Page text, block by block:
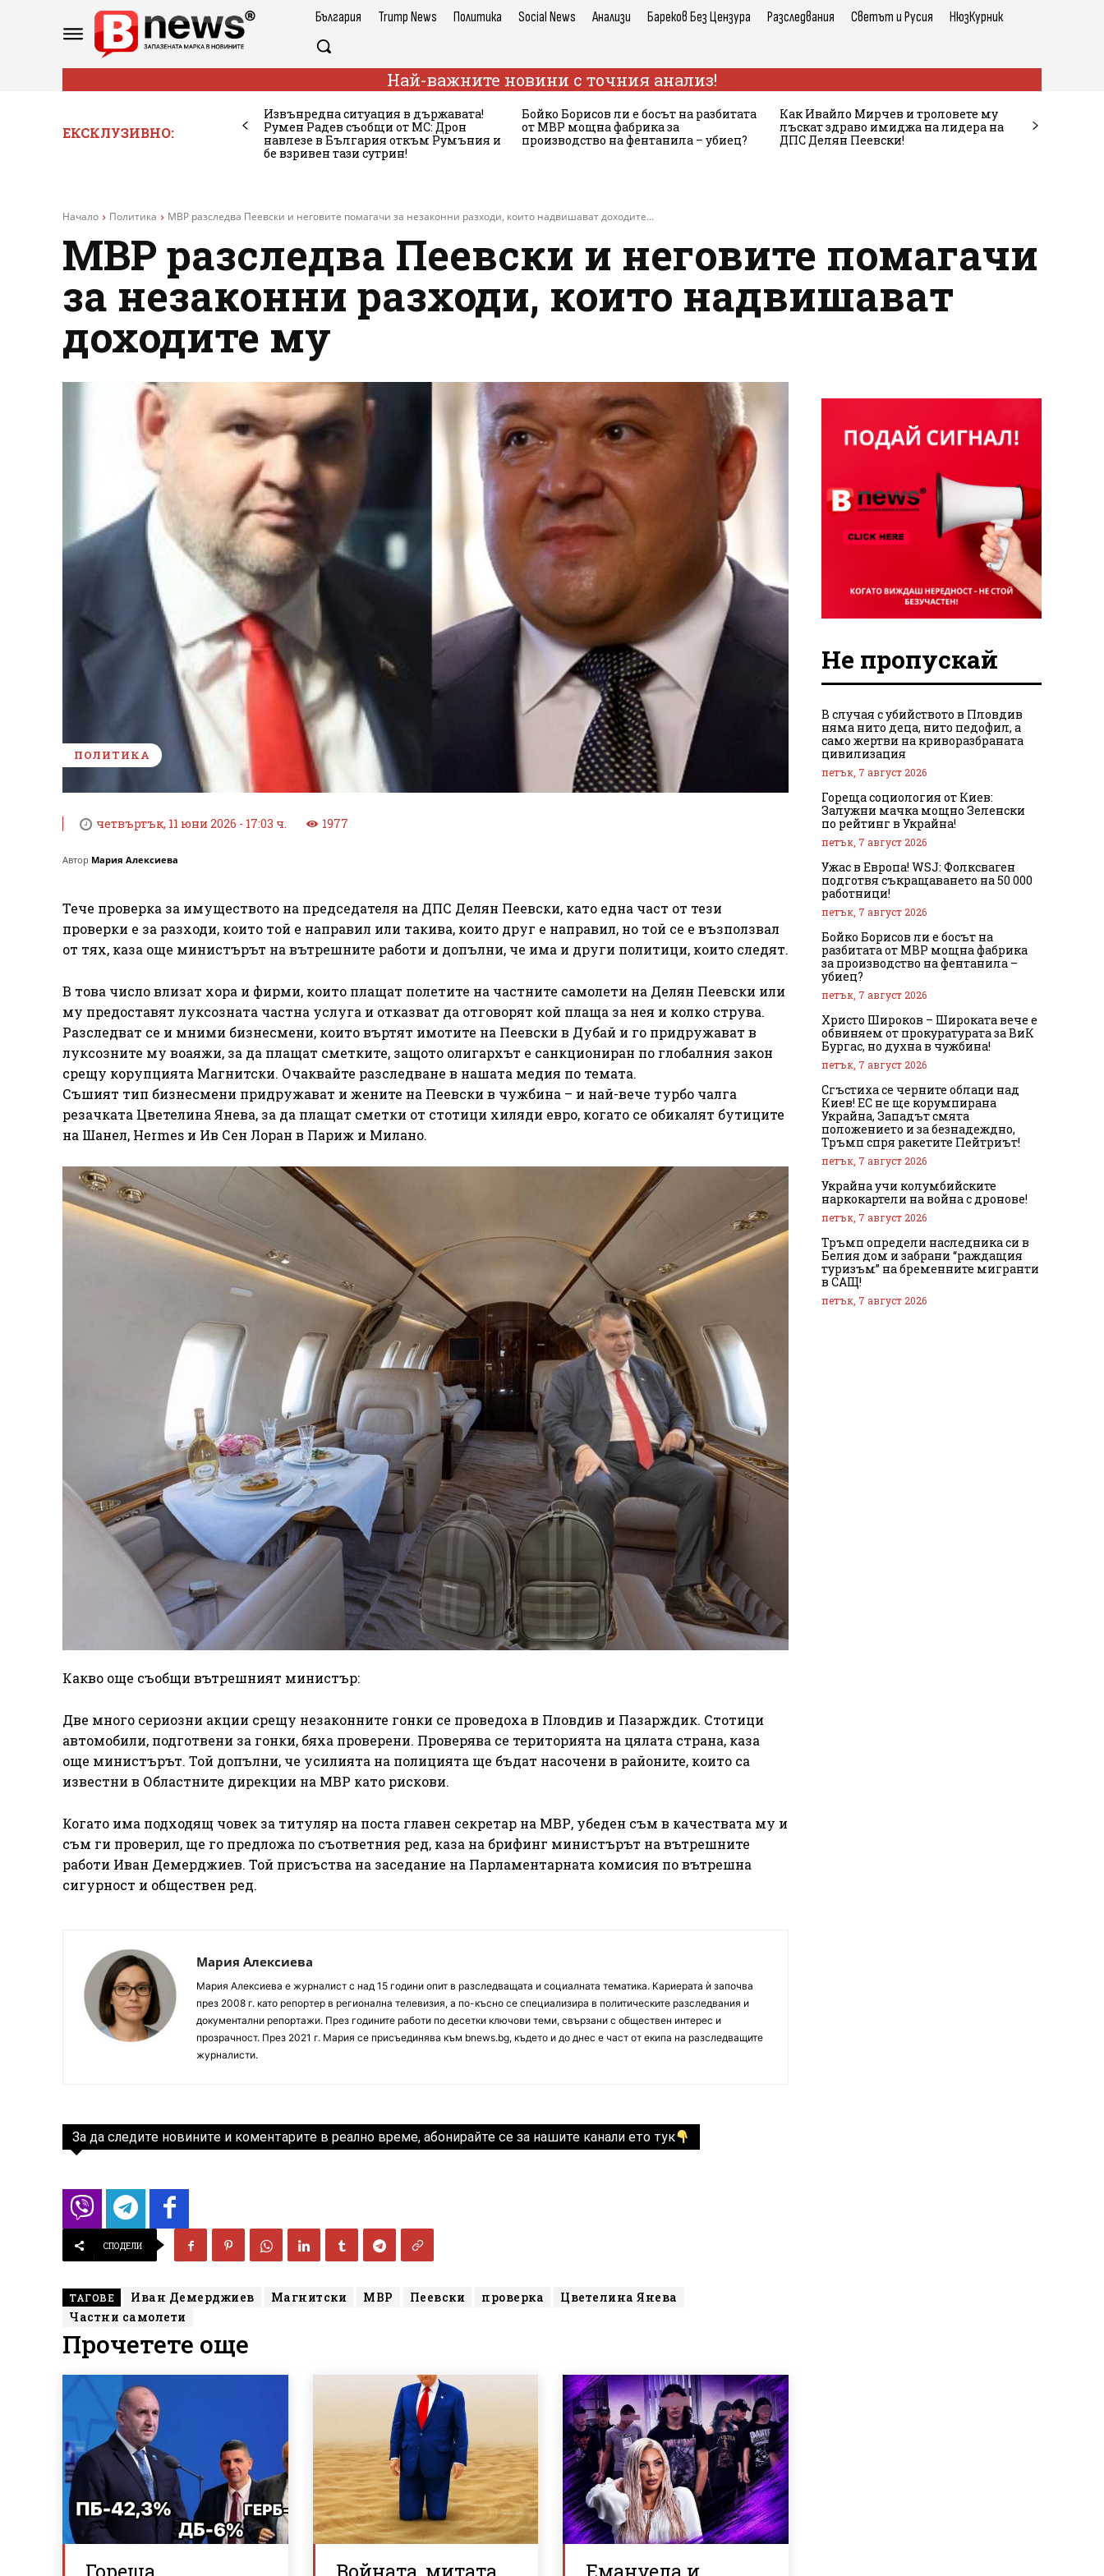
България Trump News Политика Social News Анализи Бареков Без Цензура Разследвания Светът и Русия НюзКурник
Най-важните новини с точния анализ!
ЕКСКЛУЗИВНО:
Извънредна ситуация в държавата!
Румен Радев съобщи от МС: Дрон
навлезе в България откъм Румъния и
бе взривен тази сутрин!
Бойко Борисов ли е босът на разбитата
от МВР мощна фабрика за
производство на фентанила – убиец?
Как Ивайло Мирчев и троловете му
лъскат здраво имиджа на лидера на
ДПС Делян Пеевски!
Начало Политика МВР разследва Пеевски и неговите помагачи за незаконни разходи, които надвишават доходите...
МВР разследва Пеевски и неговите помагачи
за незаконни разходи, които надвишават
доходите му
ПОЛИТИКА
четвъртък, 11 юни 2026 - 17:03 ч. 1977
Автор Мария Алексиева
Тече проверка за имуществото на председателя на ДПС Делян Пеевски, като една част от тези
проверки е за разходи, които той е направил или такива, които друг е направил, но той се е възползвал
от тях, каза още министърът на вътрешните работи и допълни, че има и други политици, които следят.
В това число влизат хора и фирми, които плащат полетите на частните самолети на Делян Пеевски или
му предоставят луксозната частна услуга и отказват да отговорят кой плаща за нея и колко струва.
Разследват се и мними бизнесмени, които въртят имотите на Пеевски в Дубай и го придружават в
луксозните му воаяжи, за да плащат сметките, защото олигархът е санкциониран по глобалния закон
срещу корупцията Магнитски. Очаквайте разследване в нашата медия по темата.
Съшият тип бизнесмени придружават и жените на Пеевски в чужбина – и най-вече турбо чалга
резачката Цветелина Янева, за да плащат сметки от стотици хиляди евро, когато се обикалят бутиците
на Шанел, Hermes и Ив Сен Лоран в Париж и Милано.
Какво още съобщи вътрешният министър:
Две много сериозни акции срещу незаконните гонки се проведоха в Пловдив и Пазарждик. Стотици
автомобили, подготвени за гонки, бяха проверени. Проверява се територията на цялата страна, каза
още министърът. Той допълни, че усилията на полицията ще бъдат насочени в районите, които са
известни в Областните дирекции на МВР като рискови.
Когато има подходящ човек за титуляр на поста главен секретар на МВР, убеден съм в качествата му и
съм ги проверил, ще го предложа по съответния ред, каза на брифинг министърът на вътрешните
работи Иван Демерджиев. Той присъства на заседание на Парламентарната комисия по вътрешна
сигурност и обществен ред.
Мария Алексиева
Мария Алексиева е журналист с над 15 години опит в разследващата и социалната тематика. Кариерата ѝ започва
през 2008 г. като репортер в регионална телевизия, а по-късно се специализира в политическите разследвания и
документални репортажи. През годините работи по десетки ключови теми, свързани с обществен интерес и
прозрачност. През 2021 г. Мария се присъединява към bnews.bg, където и до днес е част от екипа на разследващите
журналисти.
За да следите новините и коментарите в реално време, абонирайте се за нашите канали ето тук
СПОДЕЛИ
ТАГОВЕ Иван Демерджиев Магнитски МВР Пеевски проверка
Цветелина Янева
Частни самолети
Прочетете още
Не пропускай
В случая с убийството в Пловдив
няма нито деца, нито педофил, а
само жертви на криворазбраната
цивилизация
петък, 7 август 2026
Гореща социология от Киев:
Залужни мачка мощно Зеленски
по рейтинг в Украйна!
петък, 7 август 2026
Ужас в Европа! WSJ: Фолксваген
подготвя съкращаването на 50 000
работници!
петък, 7 август 2026
Бойко Борисов ли е босът на
разбитата от МВР мощна фабрика
за производство на фентанила –
убиец?
петък, 7 август 2026
Христо Широков – Широката вече е
обвиняем от прокуратурата за ВиК
Бургас, но духна в чужбина!
петък, 7 август 2026
Сгъстиха се черните облаци над
Киев! ЕС не ще корумпирана
Украйна, Западът смята
положението и за безнадеждно,
Тръмп спря ракетите Пейтриът!
петък, 7 август 2026
Украйна учи колумбийските
наркокартели на война с дронове!
петък, 7 август 2026
Тръмп определи наследника си в
Белия дом и забрани “раждащия
туризъм” на бременните мигранти
в САЩ!
петък, 7 август 2026